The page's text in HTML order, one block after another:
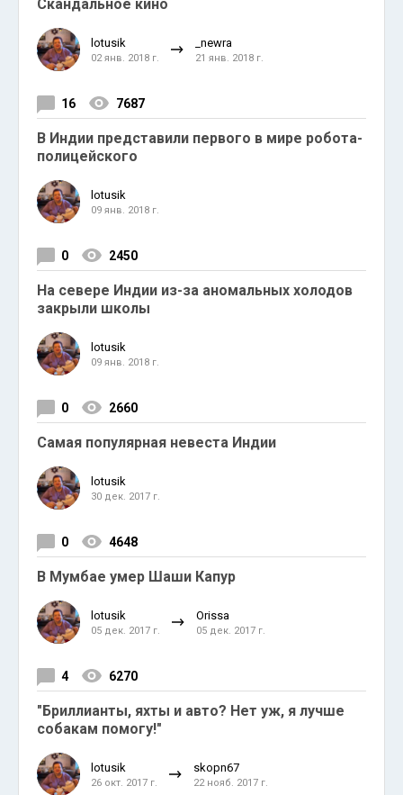
Скандальное кино
lotusik
02 янв. 2018 г.
_newra
21 янв. 2018 г.
16 7687
В Индии представили первого в мире робота-
полицейского
lotusik
09 янв. 2018 г.
0 2450
На севере Индии из-за аномальных холодов
закрыли школы
lotusik
09 янв. 2018 г.
0 2660
Самая популярная невеста Индии
lotusik
30 дек. 2017 г.
0 4648
В Мумбае умер Шаши Капур
lotusik
05 дек. 2017 г.
Orissa
05 дек. 2017 г.
4 6270
"Бриллианты, яхты и авто? Нет уж, я лучше
собакам помогу!"
lotusik
26 окт. 2017 г.
skopn67
22 нояб. 2017 г.